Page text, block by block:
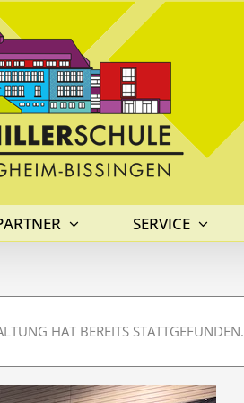
SERVICE
HAT BEREITS STATTGEFUNDEN.